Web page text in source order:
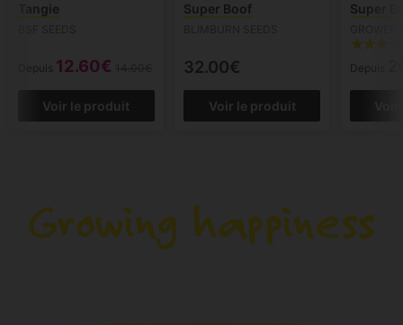
Tangie
Depuis 12.60€
Voir le produit
Super Boof
32.00€
Voir le produit
Super
Depuis